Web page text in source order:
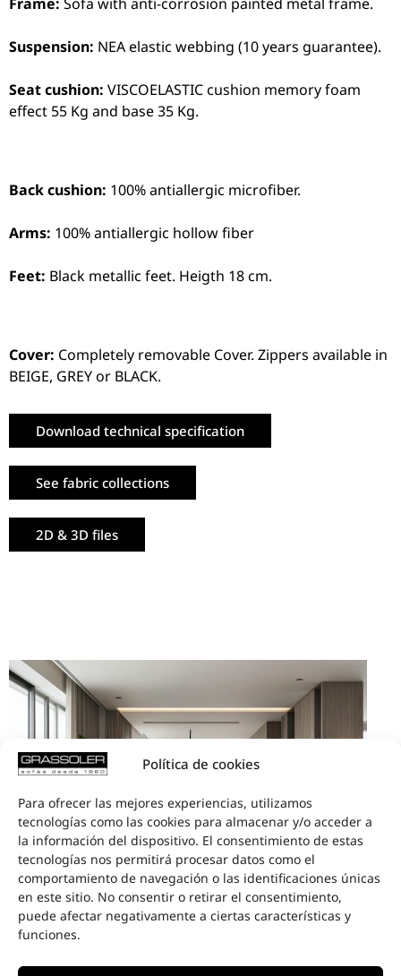
Política de cookies
Para ofrecer las mejores experiencias, utilizamos
tecnologías como las cookies para almacenar y/o acceder a
la información del dispositivo. El consentimiento de estas
tecnologías nos permitirá procesar datos como el
comportamiento de navegación o las identificaciones únicas
en este sitio. No consentir o retirar el consentimiento,
puede afectar negativamente a ciertas características y
funciones.
Suspension: NEA elastic webbing (10 years guarantee).
Seat cushion: VISCOELASTIC cushion memory foam
effect 55 Kg and base 35 Kg.
Back cushion: 100% antiallergic microfiber.
Arms: 100% antiallergic hollow fiber
Feet: Black metallic feet. Heigth 18 cm.
Cover: Completely removable Cover. Zippers available in
BEIGE, GREY or BLACK.
Download technical specification
See fabric collections
2D & 3D files